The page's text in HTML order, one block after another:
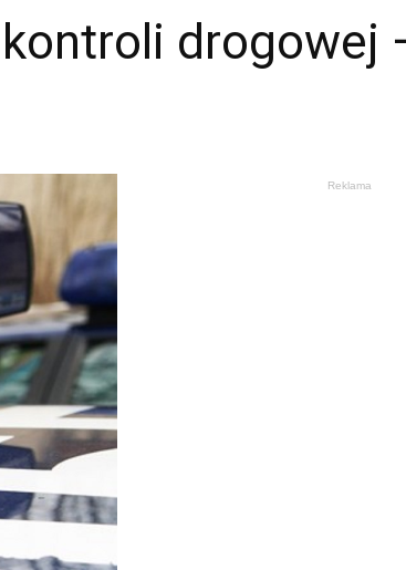
drogowej
Reklama